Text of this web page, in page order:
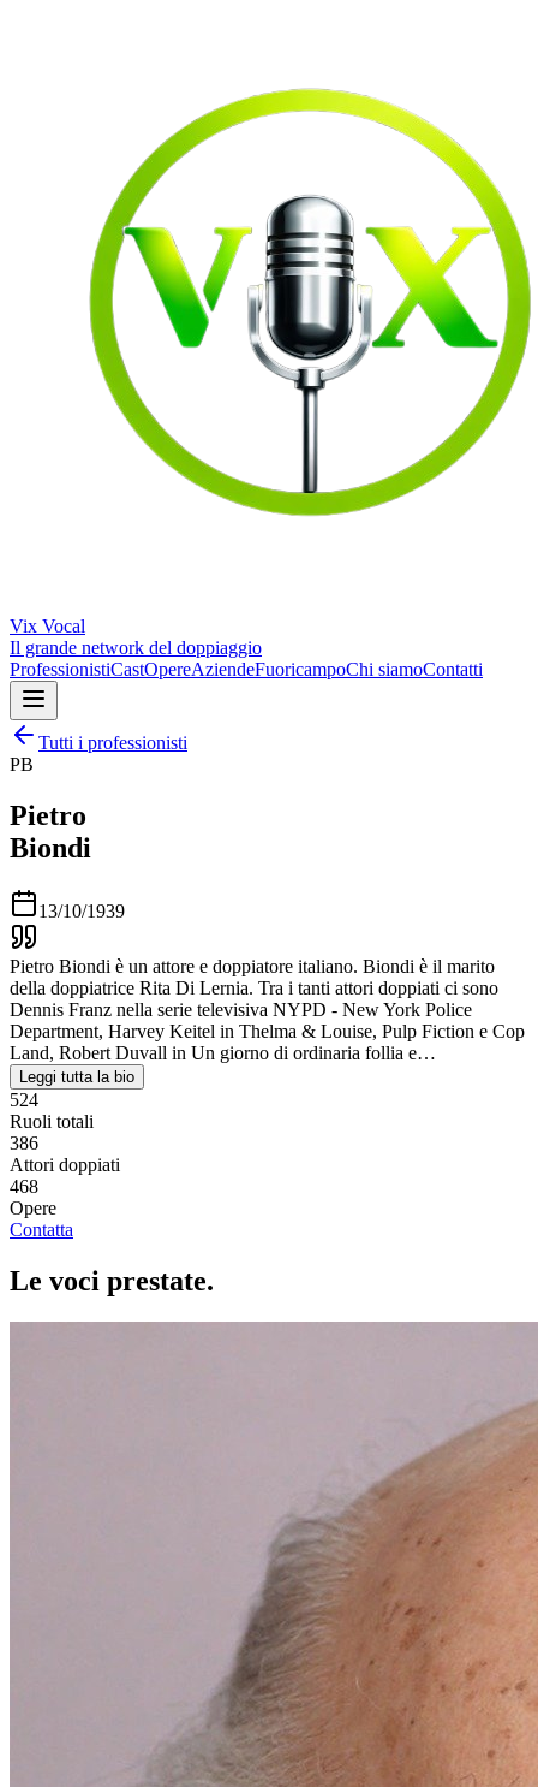
Vix Vocal
Il grande network del doppiaggio
ProfessionistiCastOpereAziendeFuoricampoChi siamoContatti
Tutti i professionisti
PB
Pietro
Biondi
13/10/1939
Pietro Biondi è un attore e doppiatore italiano. Biondi è il marito
della doppiatrice Rita Di Lernia. Tra i tanti attori doppiati ci sono
Dennis Franz nella serie televisiva NYPD - New York Police
Department, Harvey Keitel in Thelma & Louise, Pulp Fiction e Cop
Land, Robert Duvall in Un giorno di ordinaria follia e…
Leggi tutta la bio
524
Ruoli totali
386
Attori doppiati
468
Opere
Contatta
Le voci prestate.